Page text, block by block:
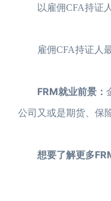
以雇佣CFA持证人
雇佣CFA持证人最
FRM就业前景：
公司又或是期货、保
想要了解更多